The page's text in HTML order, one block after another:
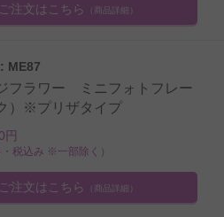
ご注文はこちら （商品詳細）
ME87
フラワー ミニフォトフレー
）※プリザタイプ
円
・税込み ※一部除く）
ご注文はこちら （商品詳細）